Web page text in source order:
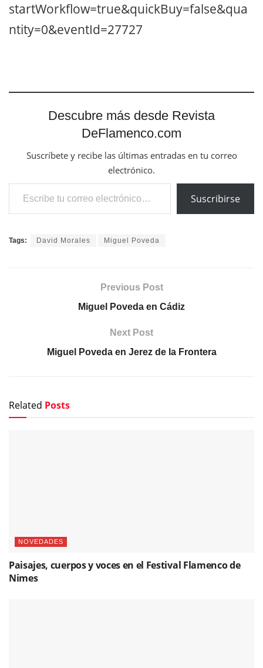
startWorkflow=true&quickBuy=false&qua
ntity=0&eventId=27727
Descubre más desde Revista
DeFlamenco.com
Suscríbete y recibe las últimas entradas en tu correo
electrónico.
Escribe tu correo electrónico…
Suscribirse
Tags: David Morales Miguel Poveda
Previous Post
Miguel Poveda en Cádiz
Next Post
Miguel Poveda en Jerez de la Frontera
Related Posts
NOVEDADES
Paisajes, cuerpos y voces en el Festival Flamenco de
Nimes